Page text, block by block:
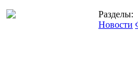
Разделы:
Новости